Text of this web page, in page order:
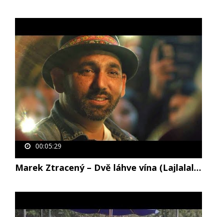
00:05:29
Marek Ztracený – Dvě láhve vína (Lajlalalaj) (oficiální video)